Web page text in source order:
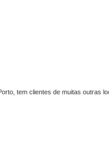
tem clientes de muitas outras